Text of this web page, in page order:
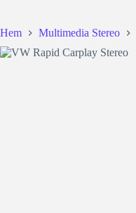
Hem Multimedia Stereo